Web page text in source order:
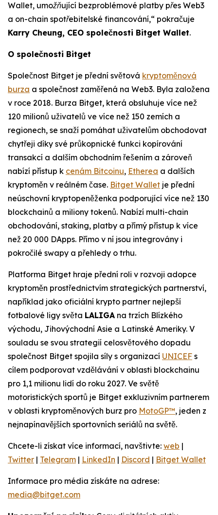
Wallet, umožňující bezproblémové platby přes Web3
a on-chain spotřebitelské financování,“ pokračuje
Karry Cheung, CEO společnosti Bitget Wallet.
O společnosti Bitget
Společnost Bitget je přední světová kryptoměnová
burza a společnost zaměřená na Web3. Byla založena
v roce 2018. Burza Bitget, která obsluhuje více než
120 milionů uživatelů ve více než 150 zemích a
regionech, se snaží pomáhat uživatelům obchodovat
chytřeji díky své průkopnické funkci kopírování
transakcí a dalším obchodním řešením a zároveň
nabízí přístup k cenám Bitcoinu, Etherea a dalších
kryptoměn v reálném čase. Bitget Wallet je přední
neúschovní kryptopeněženka podporující více než 130
blockchainů a miliony tokenů. Nabízí multi-chain
obchodování, staking, platby a přímý přístup k více
než 20 000 DApps. Přímo v ní jsou integrovány i
pokročilé swapy a přehledy o trhu.
Platforma Bitget hraje přední roli v rozvoji adopce
kryptoměn prostřednictvím strategických partnerství,
například jako oficiální krypto partner nejlepší
fotbalové ligy světa LALIGA na trzích Blízkého
východu, Jihovýchodní Asie a Latinské Ameriky. V
souladu se svou strategií celosvětového dopadu
společnost Bitget spojila síly s organizací UNICEF s
cílem podporovat vzdělávání v oblasti blockchainu
pro 1,1 milionu lidí do roku 2027. Ve světě
motoristických sportů je Bitget exkluzivním partnerem
v oblasti kryptoměnových burz pro MotoGP™, jeden z
nejnapínavějších sportovních seriálů na světě.
Chcete-li získat více informací, navštivte: web |
Twitter | Telegram | LinkedIn | Discord | Bitget Wallet
Informace pro média získáte na adrese:
media@bitget.com